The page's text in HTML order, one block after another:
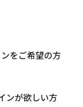
をご希望の方
ンが欲しい方